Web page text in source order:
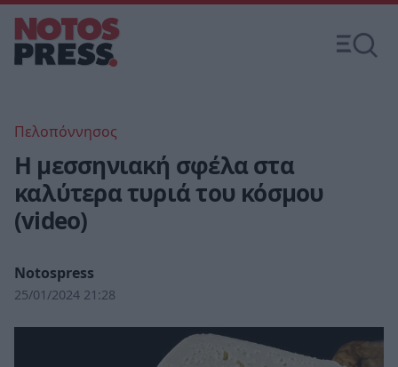
Πελοπόννησος
Η μεσσηνιακή σφέλα στα
καλύτερα τυριά του κόσμου
(video)
Notospress
25/01/2024 21:28